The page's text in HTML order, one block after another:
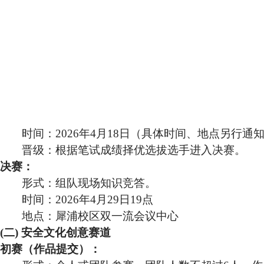
时间： 2026年4月 18 日（具体时间、地点另行通
晋级：根据笔试成绩择优选拔选手进入决赛。
决赛：
形式：组队现场知识竞答。
时间： 2026年4月 29 日 19点
地点：犀浦校区双一流会议中心
(二) 安全文化创意赛道
初赛（作品提交）：